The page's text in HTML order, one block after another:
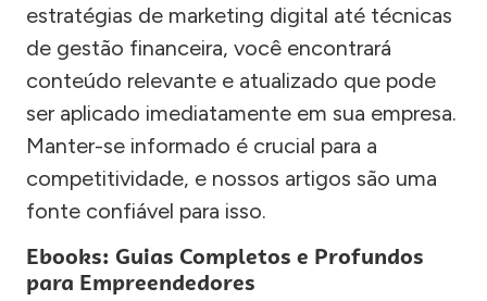
estratégias de marketing digital até técnicas
de gestão financeira, você encontrará
conteúdo relevante e atualizado que pode
ser aplicado imediatamente em sua empresa.
Manter-se informado é crucial para a
competitividade, e nossos artigos são uma
fonte confiável para isso.
Ebooks: Guias Completos e Profundos
para Empreendedores